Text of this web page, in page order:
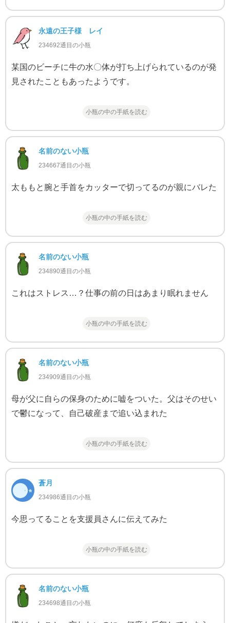
永遠の王子様 レイ
234692通目の小瓶
某国のビーチに牛の水〇体が打ち上げられているのが発
見されたこともあったようです。
小瓶の中の手紙を読む
名前のない小瓶
234667通目の小瓶
太ももと腕と手首をカッターで切ってるのが親にバレた
小瓶の中の手紙を読む
名前のない小瓶
234890通目の小瓶
これはストレス…？仕事の前の日はあまり眠れません
小瓶の中の手紙を読む
名前のない小瓶
234909通目の小瓶
母が父に自らの保身のために嘘をついた。父はそのせい
で鬱になって、自己破産まで追い込まれた
小瓶の中の手紙を読む
蒼月
234986通目の小瓶
今思ってることを支援員さんに伝えてみた
小瓶の中の手紙を読む
名前のない小瓶
234698通目の小瓶